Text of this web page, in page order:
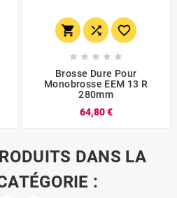
  
    
Brosse Dure Pour
Monobrosse EEM 13 R
280mm
64,80 €
DANS LA
: